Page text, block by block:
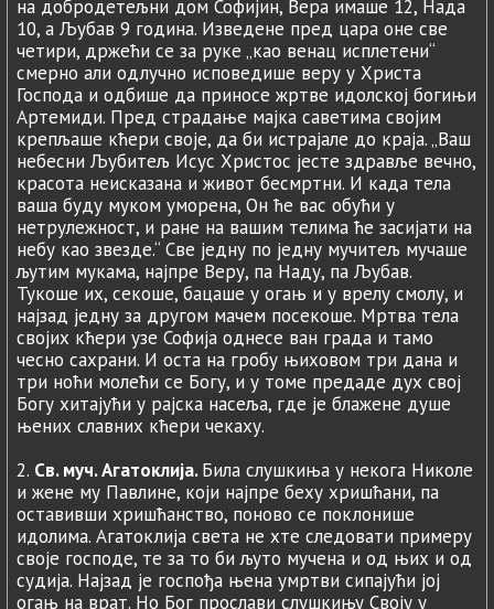
на добродетељни дом Софијин, Вера имаше 12, Нада
10, а Љубав 9 година. Изведене пред цара оне све
четири, држећи се за руке „као венац исплетени“
смерно али одлучно исповедише веру у Христа
Господа и одбише да приносе жртве идолској богињи
Артемиди. Пред страдање мајка саветима својим
крепљаше кћери своје, да би истрајале до краја. „Ваш
небесни Љубитељ Исус Христос јесте здравље вечно,
красота неисказана и живот бесмртни. И када тела
ваша буду муком уморена, Он ће вас обући у
нетрулежност, и ране на вашим телима ће засијати на
небу као звезде.“ Све једну по једну мучитељ мучаше
љутим мукама, најпре Веру, па Наду, па Љубав.
Тукоше их, секоше, бацаше у огањ и у врелу смолу, и
најзад једну за другом мачем посекоше. Мртва тела
својих кћери узе Софија однесе ван града и тамо
чесно сахрани. И оста на гробу њиховом три дана и
три ноћи молећи се Богу, и у томе предаде дух свој
Богу хитајући у рајска насеља, где је блажене душе
њених славних кћери чекаху.
2. Св. муч. Агатоклија.Била слушкиња у некога Николе
и жене му Павлине, који најпре беху хришћани, па
оставивши хришћанство, поново се поклонише
идолима. Агатоклија света не хте следовати примеру
своје господе, те за то би љуто мучена и од њих и од
судија. Најзад је госпођа њена умртви сипајући јој
огањ на врат. Но Бог прослави слушкињу Своју у